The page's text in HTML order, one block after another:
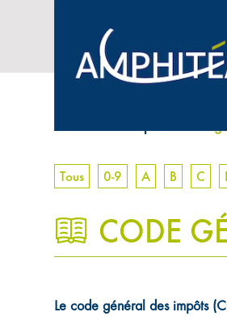
ABONNEZ-VOUS À
Tous 0-9 A B C
CODE
Le code général des impôts